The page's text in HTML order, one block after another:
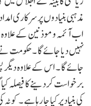
مذہبی بنیادوں پر سرکاری
اب آئمہ و موذنین کے علاوہ
نہیں دیا جائے گا ۔ حکومت
جائے گا ۔ اس کے علاوہ
برخواست کردینے کا فیصلہ کیا
کی بنیاد پر کیا جا رہا ہے ۔